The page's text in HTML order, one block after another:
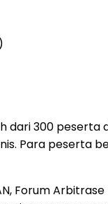
dari 300
Para peserta
Forum